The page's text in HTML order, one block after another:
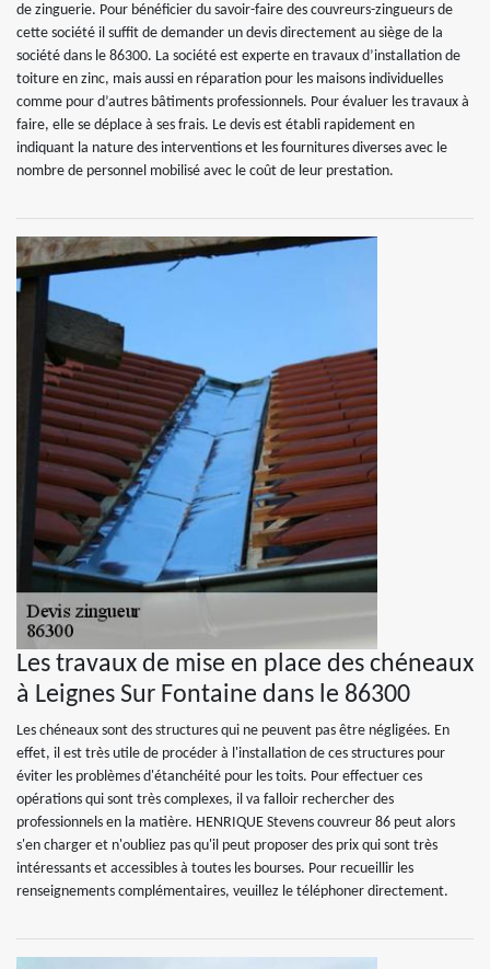
de zinguerie. Pour bénéficier du savoir-faire des couvreurs-zingueurs de
cette société il suffit de demander un devis directement au siège de la
société dans le 86300. La société est experte en travaux d’installation de
toiture en zinc, mais aussi en réparation pour les maisons individuelles
comme pour d’autres bâtiments professionnels. Pour évaluer les travaux à
faire, elle se déplace à ses frais. Le devis est établi rapidement en
indiquant la nature des interventions et les fournitures diverses avec le
nombre de personnel mobilisé avec le coût de leur prestation.
Les travaux de mise en place des chéneaux
à Leignes Sur Fontaine dans le 86300
Les chéneaux sont des structures qui ne peuvent pas être négligées. En
effet, il est très utile de procéder à l'installation de ces structures pour
éviter les problèmes d'étanchéité pour les toits. Pour effectuer ces
opérations qui sont très complexes, il va falloir rechercher des
professionnels en la matière. HENRIQUE Stevens couvreur 86 peut alors
s'en charger et n'oubliez pas qu'il peut proposer des prix qui sont très
intéressants et accessibles à toutes les bourses. Pour recueillir les
renseignements complémentaires, veuillez le téléphoner directement.